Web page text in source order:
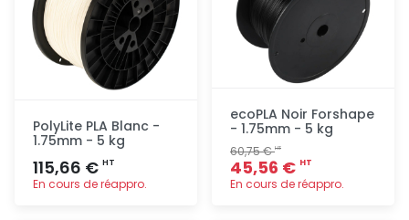
PolyLite PLA Blanc -
1.75mm - 5 kg
115,66 € HT
En cours de réappro.
ecoPLA Noir Forshape
- 1.75mm - 5 kg
60,75 €HT
45,56 € HT
En cours de réappro.